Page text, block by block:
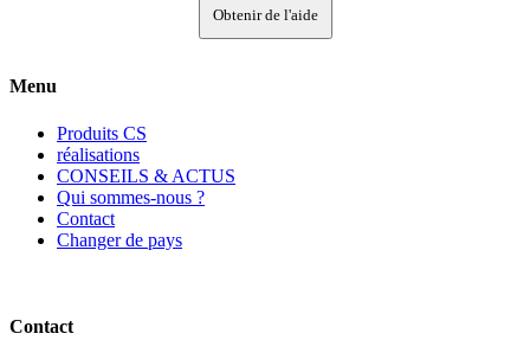
Obtenir de l'aide
Menu
Produits CS
réalisations
CONSEILS & ACTUS
Qui sommes-nous ?
Contact
Changer de pays
Contact